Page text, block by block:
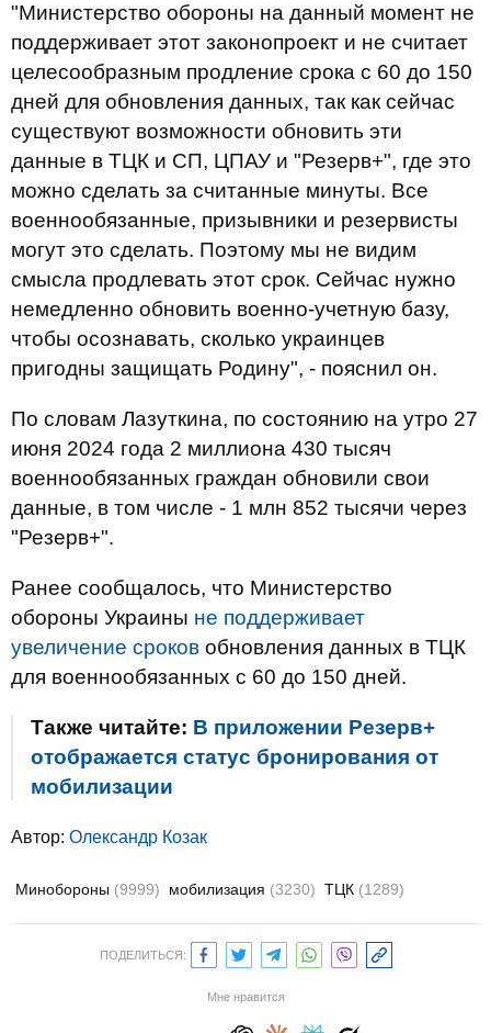
"Министерство обороны на данный момент не
поддерживает этот законопроект и не считает
целесообразным продление срока с 60 до 150
дней для обновления данных, так как сейчас
существуют возможности обновить эти
данные в ТЦК и СП, ЦПАУ и "Резерв+", где это
можно сделать за считанные минуты. Все
военнообязанные, призывники и резервисты
могут это сделать. Поэтому мы не видим
смысла продлевать этот срок. Сейчас нужно
немедленно обновить военно-учетную базу,
чтобы осознавать, сколько украинцев
пригодны защищать Родину", - пояснил он.
По словам Лазуткина, по состоянию на утро 27
июня 2024 года 2 миллиона 430 тысяч
военнообязанных граждан обновили свои
данные, в том числе - 1 млн 852 тысячи через
"Резерв+".
Ранее сообщалось, что Министерство
обороны Украины не поддерживает
увеличение сроков обновления данных в ТЦК
для военнообязанных с 60 до 150 дней.
Также читайте: В приложении Резерв+
отображается статус бронирования от
мобилизации
Автор: Олександр Козак
Минобороны (9999) мобилизация (3230) ТЦК (1289)
ПОДЕЛИТЬСЯ:
Мне нравится